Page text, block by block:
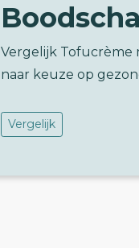
Vergelijk Tofucrème
naar keuze op
Vergelijk